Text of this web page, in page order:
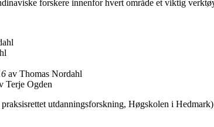
forskere innenfor hvert område et viktig
av Thomas Nordahl
Terje Ogden
utdanningsforskning, Høgskolen i